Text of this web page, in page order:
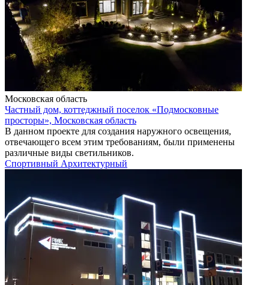
Московская область
Частный дом, коттеджный поселок «Подмосковные
просторы», Московская область
В данном проекте для создания наружного освещения,
отвечающего всем этим требованиям, были применены
различные виды светильников.
Спортивный Архитектурный